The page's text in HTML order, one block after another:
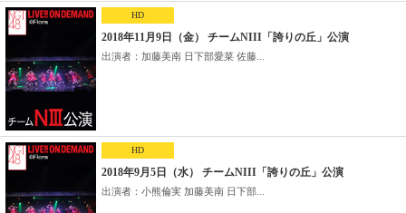
HD
2018年11月9日（金） チームNIII「誇りの丘」公演
出演者：加藤美南 日下部愛菜 佐藤...
HD
2018年9月5日（水） チームNIII「誇りの丘」公演
出演者：小熊倫実 加藤美南 日下部...